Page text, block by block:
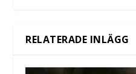
RELATERADE INLÄGG